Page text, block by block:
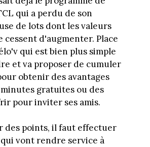
qui a perdu de son
de lots dont les valeurs
cessent d'augmenter. Place
qui est bien plus simple
et va proposer de cumuler
obtenir des avantages
gratuites ou des
pour inviter ses amis.
des points, il faut effectuer
vont rendre service à